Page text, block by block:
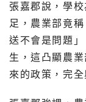
張嘉郡說，學
足，農業部竟
送不會是問題
生，這凸顯農
來的政策，完全